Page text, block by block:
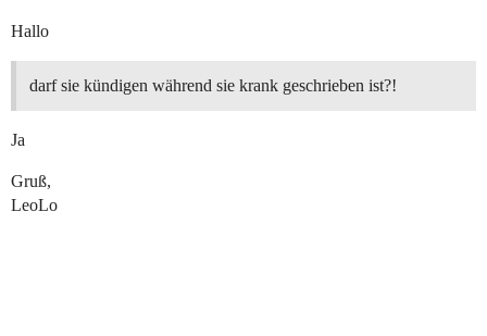
Hallo
darf sie kündigen während sie krank geschrieben ist?!
Ja
Gruß,
LeoLo